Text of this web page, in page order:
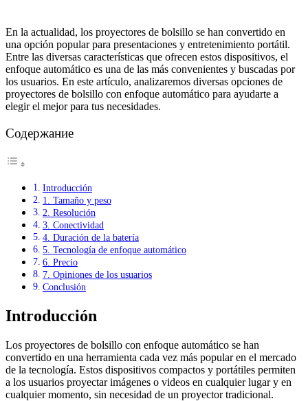
En la actualidad, los proyectores de bolsillo se han convertido en
una opción popular para presentaciones y entretenimiento portátil.
Entre las diversas características que ofrecen estos dispositivos, el
enfoque automático es una de las más convenientes y buscadas por
los usuarios. En este artículo, analizaremos diversas opciones de
proyectores de bolsillo con enfoque automático para ayudarte a
elegir el mejor para tus necesidades.
Содержание
Introducción
1. Tamaño y peso
2. Resolución
3. Conectividad
4. Duración de la batería
5. Tecnología de enfoque automático
6. Precio
7. Opiniones de los usuarios
Conclusión
Introducción
Los proyectores de bolsillo con enfoque automático se han
convertido en una herramienta cada vez más popular en el mercado
de la tecnología. Estos dispositivos compactos y portátiles permiten
a los usuarios proyectar imágenes o videos en cualquier lugar y en
cualquier momento, sin necesidad de un proyector tradicional.